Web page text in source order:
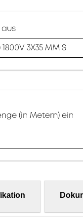
3X35 MM S
(in Metern) ein